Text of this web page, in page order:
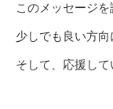
このメッセージ
少しでも良い方向
そして、応援して